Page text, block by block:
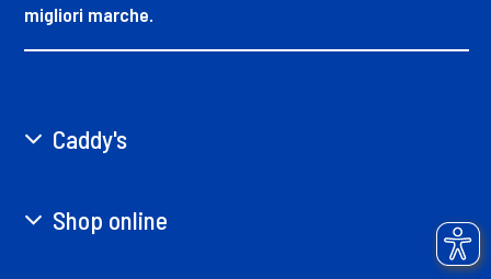
migliori marche.
Caddy's
Shop online